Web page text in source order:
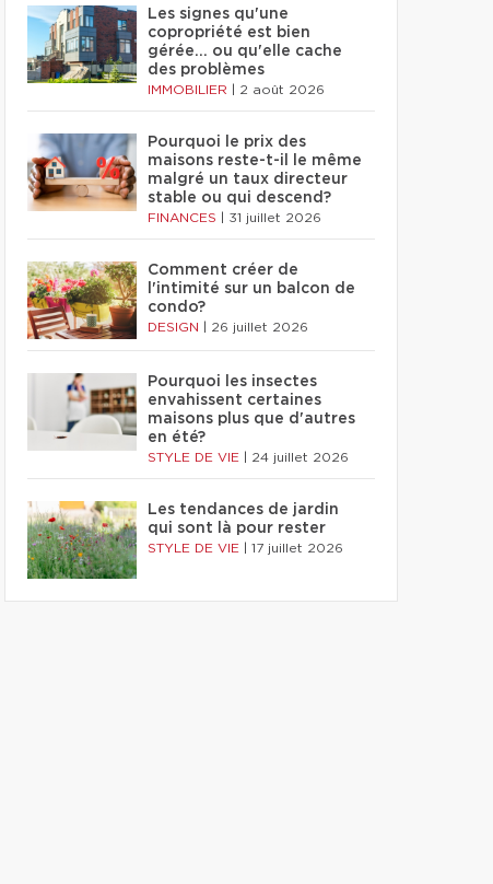
Les signes qu'une
copropriété est bien
gérée… ou qu'elle cache
des problèmes
IMMOBILIER 2 août 2026
Pourquoi le prix des
maisons reste-t-il le même
malgré un taux directeur
stable ou qui descend?
FINANCES 31 juillet 2026
Comment créer de
l'intimité sur un balcon de
condo?
DESIGN 26 juillet 2026
Pourquoi les insectes
envahissent certaines
maisons plus que d'autres
en été?
STYLE DE VIE 24 juillet 2026
Les tendances de jardin
qui sont là pour rester
STYLE DE VIE 17 juillet 2026